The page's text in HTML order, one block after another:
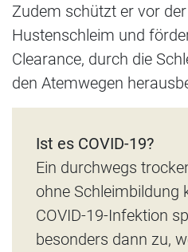
Zudem schützt er vor
Hustenschleim und
Clearance, durch die
den Atemwegen
Ist es COVID-19?
Ein durchwegs
ohne Schleimbildung
COVID-19-Infektion
besonders dann zu,